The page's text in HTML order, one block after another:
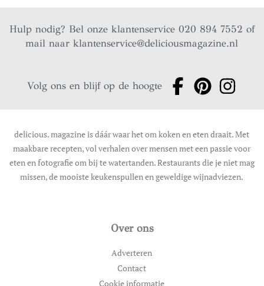
Hulp nodig? Bel onze klantenservice 020 894 7552 of
mail naarklantenservice@deliciousmagazine.nl
Volg ons en blijf op de hoogte
delicious. magazine is dáár waar het om koken en eten draait. Met
maakbare recepten, vol verhalen over mensen met een passie voor
eten en fotografie om bij te watertanden. Restaurants die je niet mag
missen, de mooiste keukenspullen en geweldige wijnadviezen.
Over ons
Adverteren
Contact
Cookie informatie